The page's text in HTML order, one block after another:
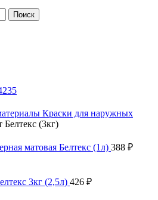
Поиск
Краски для наружных
Белтекс (3кг)
матовая Белтекс (1л) 388 ₽
3кг (2,5л) 426 ₽